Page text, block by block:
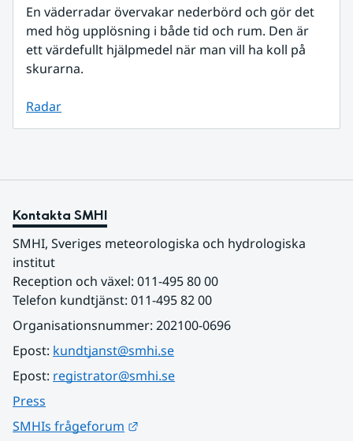
En väderradar övervakar nederbörd och gör det
med hög upplösning i både tid och rum. Den är
ett värdefullt hjälpmedel när man vill ha koll på
skurarna.
Radar
Kontakta SMHI
SMHI, Sveriges meteorologiska och hydrologiska
institut
Reception och växel: 011-495 80 00
Telefon kundtjänst: 011-495 82 00
Organisationsnummer: 202100-0696
Epost: kundtjanst@smhi.se
Epost: registrator@smhi.se
Press
SMHIs frågeforum